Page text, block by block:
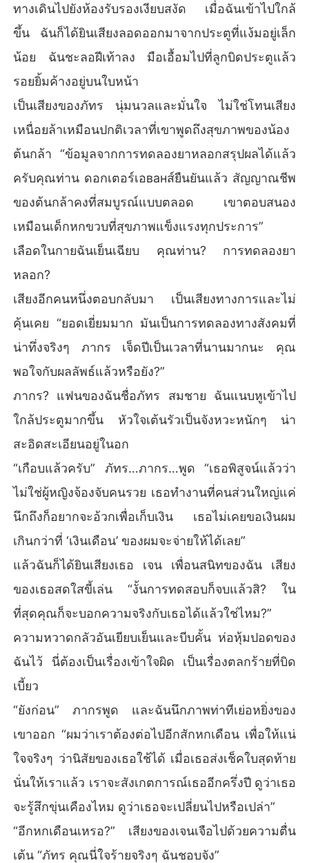
ทางเดินไปยังห้องรับรองเงียบสงัด เมื่อฉันเข้าไปใกล้
ขึ้น ฉันก็ได้ยินเสียงลอดออกมาจากประตูที่แง้มอยู่เล็ก
น้อย ฉันชะลอฝีเท้าลง มือเอื้อมไปที่ลูกบิดประตูแล้ว
รอยยิ้มค้างอยู่บนใบหน้า
เป็นเสียงของภัทร นุ่มนวลและมั่นใจ ไม่ใช่โทนเสียง
เหนื่อยล้าเหมือนปกติเวลาที่เขาพูดถึงสุขภาพของน้อง
ต้นกล้า “ข้อมูลจากการทดลองยาหลอกสรุปผลได้แล้ว
ครับคุณท่าน ดอกเตอร์เอванส์ยืนยันแล้ว สัญญาณชีพ
ของต้นกล้าคงที่สมบูรณ์แบบตลอด เขาตอบสนอง
เหมือนเด็กหกขวบที่สุขภาพแข็งแรงทุกประการ”
เลือดในกายฉันเย็นเฉียบ คุณท่าน? การทดลองยา
หลอก?
เสียงอีกคนหนึ่งตอบกลับมา เป็นเสียงทางการและไม่
คุ้นเคย “ยอดเยี่ยมมาก มันเป็นการทดลองทางสังคมที่
น่าทึ่งจริงๆ ภากร เจ็ดปีเป็นเวลาที่นานมากนะ คุณ
พอใจกับผลลัพธ์แล้วหรือยัง?”
ภากร? แฟนของฉันชื่อภัทร สมชาย ฉันแนบหูเข้าไป
ใกล้ประตูมากขึ้น หัวใจเต้นรัวเป็นจังหวะหนักๆ น่า
สะอิดสะเอียนอยู่ในอก
“เกือบแล้วครับ” ภัทร…ภากร…พูด “เธอพิสูจน์แล้วว่า
ไม่ใช่ผู้หญิงจ้องจับคนรวย เธอทำงานที่คนส่วนใหญ่แค่
นึกถึงก็อยากจะอ้วกเพื่อเก็บเงิน เธอไม่เคยขอเงินผม
เกินกว่าที่ ‘เงินเดือน’ ของผมจะจ่ายให้ได้เลย”
แล้วฉันก็ได้ยินเสียงเธอ เจน เพื่อนสนิทของฉัน เสียง
ของเธอสดใสขี้เล่น “งั้นการทดสอบก็จบแล้วสิ? ใน
ที่สุดคุณก็จะบอกความจริงกับเธอได้แล้วใช่ไหม?”
ความหวาดกลัวอันเยียบเย็นและบีบคั้น ห่อหุ้มปอดของ
ฉันไว้ นี่ต้องเป็นเรื่องเข้าใจผิด เป็นเรื่องตลกร้ายที่บิด
เบี้ยว
“ยังก่อน” ภากรพูด และฉันนึกภาพท่าทีเย่อหยิ่งของ
เขาออก “ผมว่าเราต้องต่อไปอีกสักหกเดือน เพื่อให้แน่
ใจจริงๆ ว่านิสัยของเธอใช้ได้ เมื่อเธอส่งเช็คใบสุดท้าย
นั่นให้เราแล้ว เราจะสังเกตการณ์เธออีกครึ่งปี ดูว่าเธอ
จะรู้สึกขุ่นเคืองไหม ดูว่าเธอจะเปลี่ยนไปหรือเปล่า”
“อีกหกเดือนเหรอ?” เสียงของเจนเจือไปด้วยความตื่น
เต้น “ภัทร คุณนี่ใจร้ายจริงๆ ฉันชอบจัง”